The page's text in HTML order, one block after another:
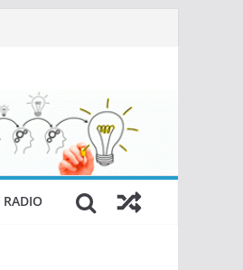
RADIO